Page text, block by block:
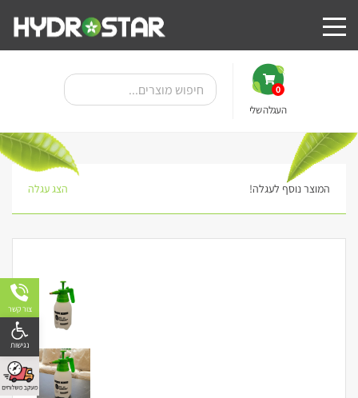
0
העגלה שלי
המוצר נוסף לעגלה! הצג עגלה
צור קשר